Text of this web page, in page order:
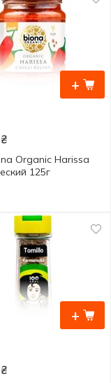
+
₴
Organic Harissa
125г
+
₴